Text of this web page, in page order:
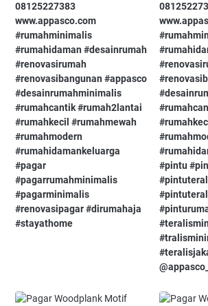
08125227383⁠
www.appasco.com⁠ ⁠ ⁠
#rumahminimalis⁠
#rumahidaman⁠ #desainrumah⁠
#renovasirumah⁠
#renovasibangunan⁠ #appasco⁠
#desainrumahminimalis⁠
#rumahcantik⁠ #rumah2lantai⁠
#rumahkecil⁠ #rumahmewah⁠
#rumahmodern⁠
#rumahidamankeluarga⁠
#pagar⁠
#pagarrumahminimalis⁠
#pagarminimalis⁠
#renovasipagar⁠ #dirumahaja⁠
#stayathome
#pintu⁠